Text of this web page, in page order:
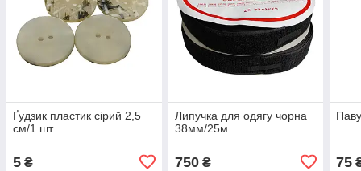
Ґудзик пластик сірий 2,5
см/1 шт.
5 ₴
Липучка для одягу чорна
38мм/25м
750₴ 75